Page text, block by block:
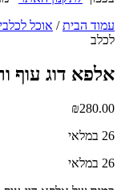
עמוד הבית/ אוכל
לכלב
אלפא דוג עוף ורוד 22.6
₪280.00
26 במלאי
26 במלאי